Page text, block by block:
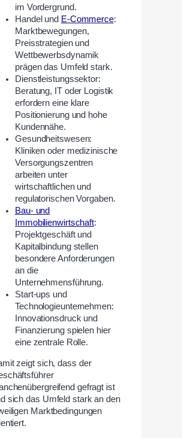
im Vordergrund.
Handel und E-Commerce:
Marktbewegungen,
Preisstrategien und
Wettbewerbsdynamik
prägen das Umfeld stark.
Dienstleistungssektor:
Beratung, IT oder Logistik
erfordern eine klare
Positionierung und hohe
Kundennähe.
Gesundheitswesen:
Kliniken oder medizinische
Versorgungszentren
arbeiten unter
wirtschaftlichen und
regulatorischen Vorgaben.
Bau- und
Immobilienwirtschaft:
Projektgeschäft und
Kapitalbindung stellen
besondere Anforderungen
an die
Unternehmensführung.
Start-ups und
Technologieunternehmen:
Innovationsdruck und
Finanzierung spielen hier
eine zentrale Rolle.
zeigt sich, dass der
gefragt ist
sich das Umfeld stark an den
Marktbedingungen